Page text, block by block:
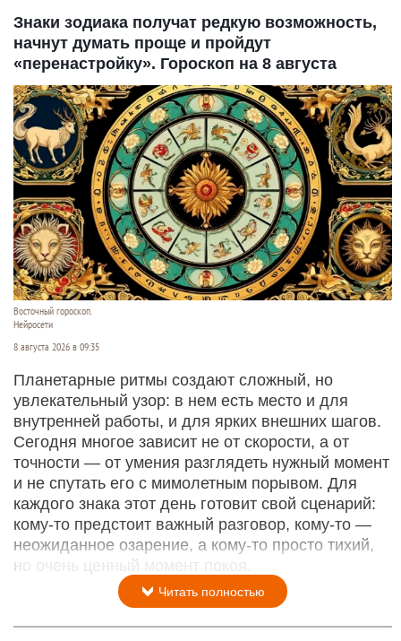
Знаки зодиака получат редкую возможность,
начнут думать проще и пройдут
«перенастройку». Гороскоп на 8 августа
Восточный гороскоп.
Нейросети
8 августа 2026 в 09:35
Планетарные ритмы создают сложный, но
увлекательный узор: в нем есть место и для
внутренней работы, и для ярких внешних шагов.
Сегодня многое зависит не от скорости, а от
точности — от умения разглядеть нужный момент
и не спутать его с мимолетным порывом. Для
каждого знака этот день готовит свой сценарий:
кому‑то предстоит важный разговор, кому‑то —
неожиданное озарение, а кому‑то просто тихий,
но очень ценный момент покоя.
Читать полностью